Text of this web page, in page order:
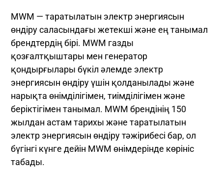
MWM — таратылатын электр энергиясын
өндіру саласындағы жетекші және ең танымал
брендтердің бірі. MWM газды
қозғалтқыштары мен генератор
қондырғылары бүкіл әлемде электр
энергиясын өндіру үшін қолданылады және
нарықта өнімділігімен, тиімділігімен және
беріктігімен танымал. MWM брендінің 150
жылдан астам тарихы және таратылатын
электр энергиясын өндіру тәжірибесі бар, ол
бүгінгі күнге дейін MWM өнімдерінде көрініс
табады.